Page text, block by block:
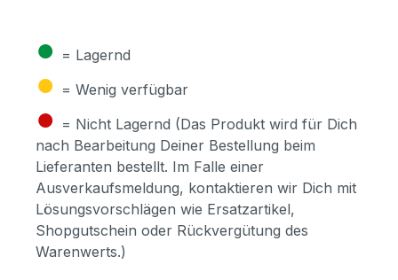
● = Lagernd
● = Wenig verfügbar
● = Nicht Lagernd (Das Produkt wird für Dich
nach Bearbeitung Deiner Bestellung beim
Lieferanten bestellt. Im Falle einer
Ausverkaufsmeldung, kontaktieren wir Dich mit
Lösungsvorschlägen wie Ersatzartikel,
Shopgutschein oder Rückvergütung des
Warenwerts.)